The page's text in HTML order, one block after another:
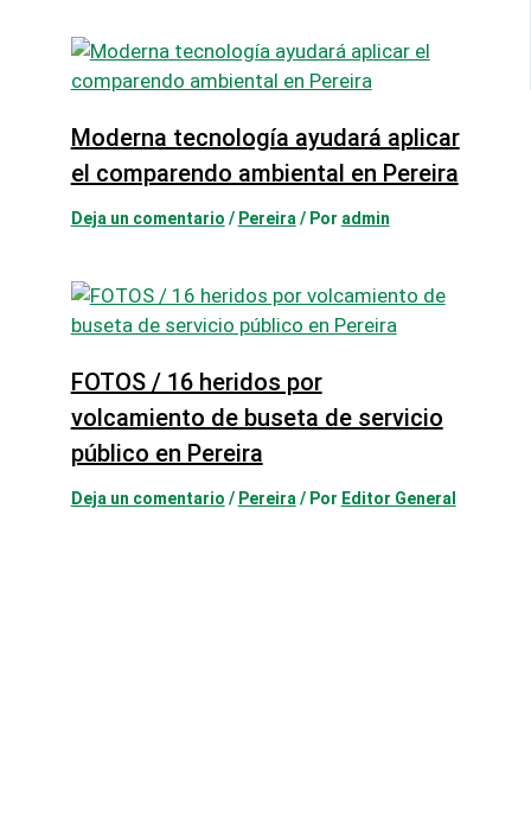
Moderna tecnología ayudará aplicar
el comparendo ambiental en Pereira
Deja un comentario / Pereira / Por admin
FOTOS / 16 heridos por
volcamiento de buseta de servicio
público en Pereira
Deja un comentario / Pereira / Por Editor General